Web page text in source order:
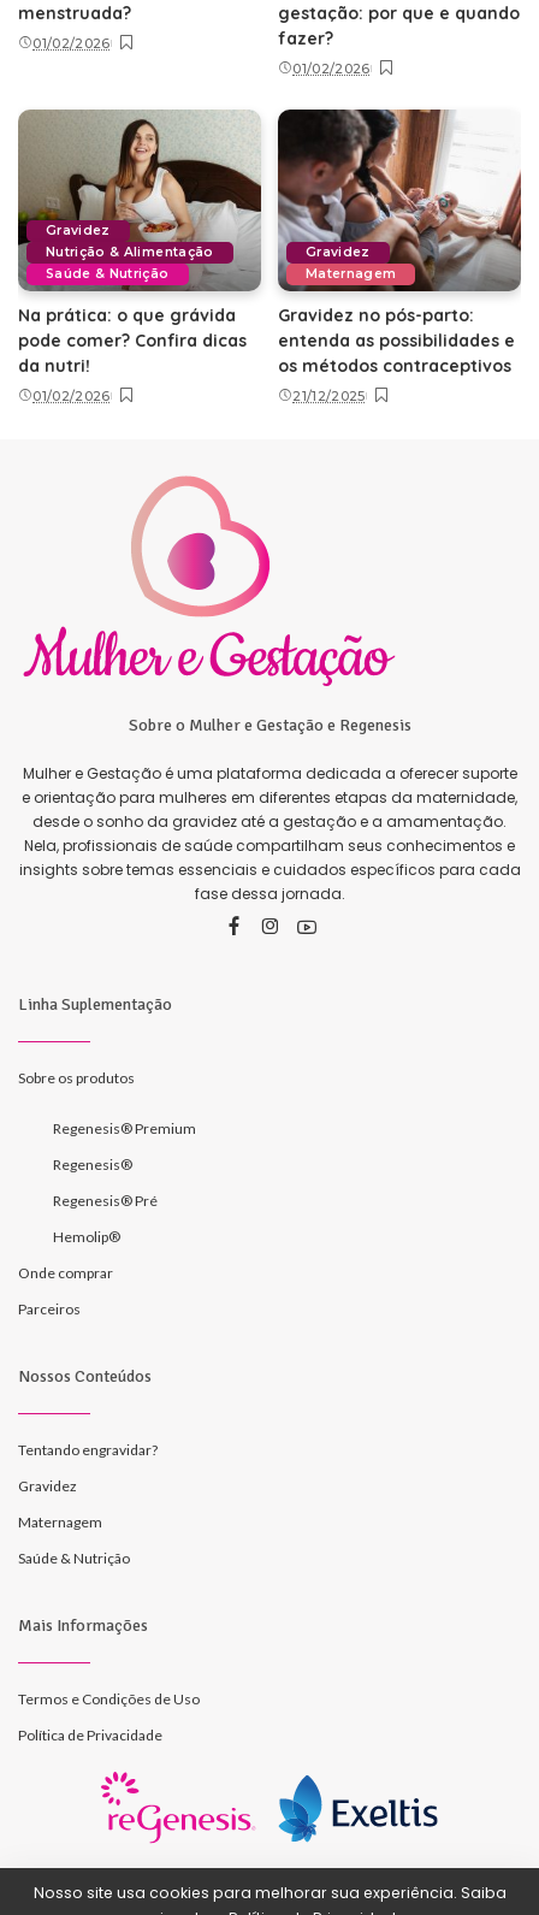
menstruada?
01/02/2026
gestação: por que e quando
fazer?
01/02/2026
Gravidez
Nutrição & Alimentação
Saúde & Nutrição
Na prática: o que grávida
pode comer? Confira dicas
da nutri!
01/02/2026
Gravidez
Maternagem
Gravidez no pós-parto:
entenda as possibilidades e
os métodos contraceptivos
21/12/2025
Sobre o Mulher e Gestação e Regenesis
Mulher e Gestação é uma plataforma dedicada a oferecer suporte
e orientação para mulheres em diferentes etapas da maternidade,
desde o sonho da gravidez até a gestação e a amamentação.
Nela, profissionais de saúde compartilham seus conhecimentos e
insights sobre temas essenciais e cuidados específicos para cada
fase dessa jornada.
Linha Suplementação
Sobre os produtos
Regenesis® Premium
Regenesis®
Regenesis® Pré
Hemolip®
Onde comprar
Parceiros
Nossos Conteúdos
Tentando engravidar?
Gravidez
Maternagem
Saúde & Nutrição
Mais Informações
Termos e Condições de Uso
Política de Privacidade
© Todos os direitos reservados - Exeltis Laboratório
Nosso site usa cookies para melhorar sua experiência. Saiba